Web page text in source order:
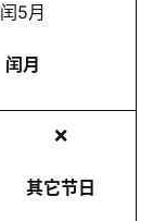
闰5月
闰月
❌
其它节日